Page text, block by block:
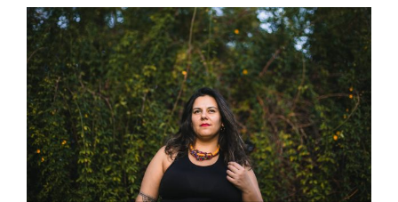
QUE EU ME ARREPENDA CADA VEZ
MAIS